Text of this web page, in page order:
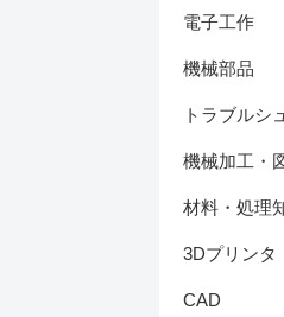
電子工作
機械部品
トラブルシ
機械加工・
材料・処理
3Dプリンタ
CAD